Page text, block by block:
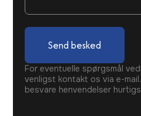
Send besked
For eventuelle spørgsmål
venligst kontakt os via e-
besvare henvendelser